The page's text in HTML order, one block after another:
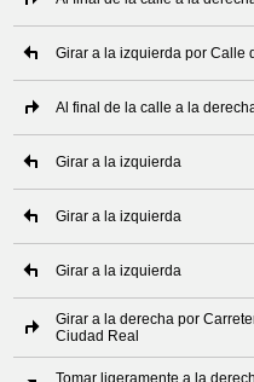
Girar a la izquierda por Calle
Al final de la calle a la
Girar a la izquierda
Girar a la izquierda
Girar a la izquierda
Girar a la derecha por
Ciudad Real
Tomar ligeramente a la